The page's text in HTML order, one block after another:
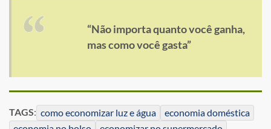
“Não importa quanto você ganha,
mas como você gasta”
TAGS: como economizar luz e água
economia doméstica